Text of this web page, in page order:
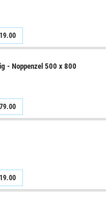
- Noppenzel 500 x 800